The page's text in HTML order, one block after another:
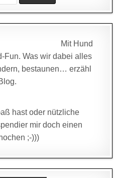
Mit Hund
Fun. Was wir dabei alles
bestaunen… erzähl
hast oder nützliche
mir doch einen
;-)))